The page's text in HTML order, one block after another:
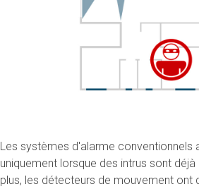
Les systèmes d'alarme conventionnels
uniquement lorsque des intrus sont déjà
plus, les détecteurs de mouvement ont